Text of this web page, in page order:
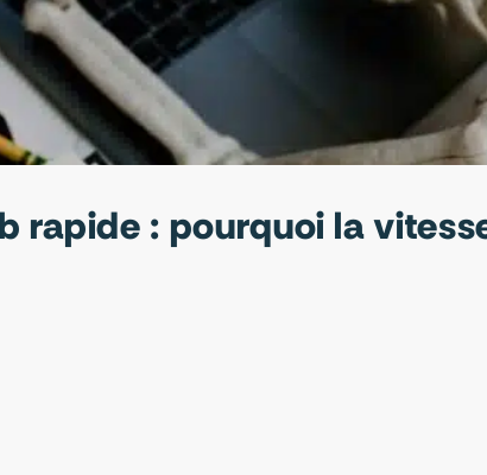
rapide : pourquoi la